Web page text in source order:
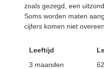
zoals gezegd, een
Soms worden maten
cijfers komen niet
Leeftijd
3 maanden